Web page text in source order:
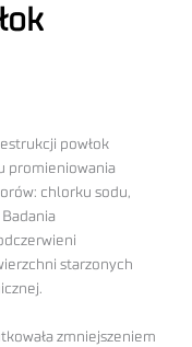
powłok
promieniowania
chlorku sodu,
starzonych
zmniejszeniem